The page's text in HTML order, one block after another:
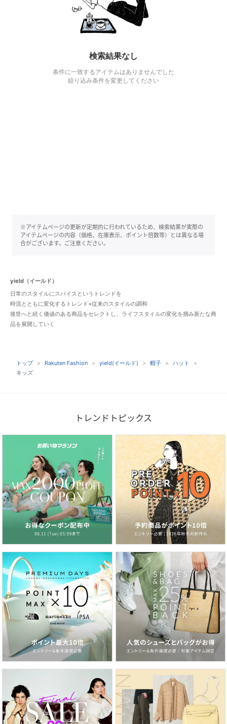
検索結果なし
条件に一致するアイテムはありませんでした
絞り込み条件を変更してください
※アイテムページの更新が定期的に行われているため、検索結果が実際の
アイテムページの内容（価格、在庫表示、ポイント倍数等）とは異なる場
合がございます。ご注意ください。
yield（イールド）
日常のスタイルにスパイスというトレンドを
時流とともに変化するトレンド×従来のスタイルの調和
後世へと続く価値のある商品をセレクトし、ライフスタイルの変化を掴み新たな商
品を展開していく
トップ Rakuten Fashion yield(イールド) 帽子
ハット
キッズ
トレンドトピックス